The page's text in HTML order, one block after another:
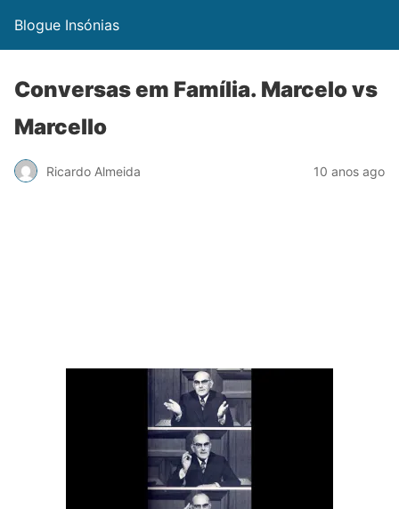
Blogue Insónias
Conversas em Família. Marcelo vs
Marcello
Ricardo Almeida 10 anos ago